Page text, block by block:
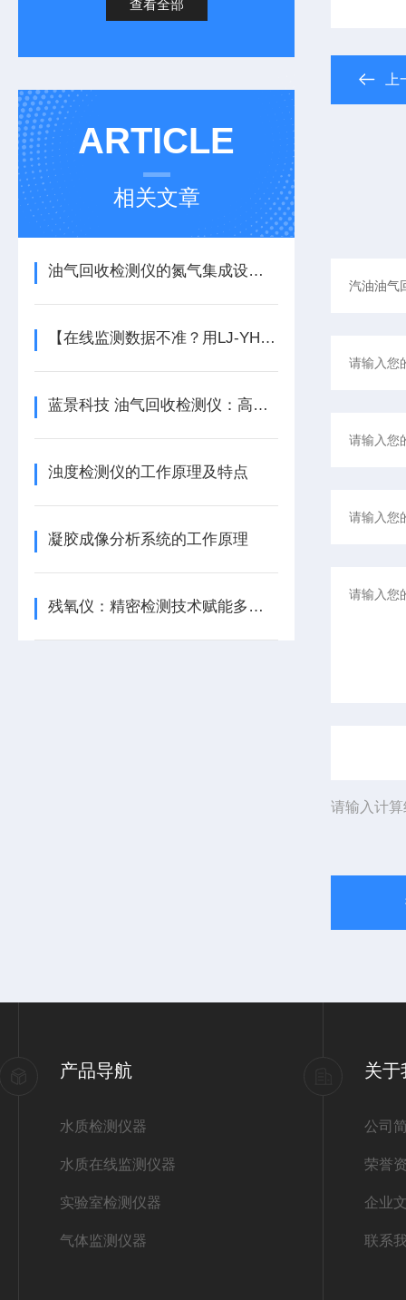
查看全部
ARTICLE
相关文章
油气回收检测仪的氮气集成设计，提升现场检测一致性
【在线监测数据不准？用LJ-YH3油气回收检测仪做一次“现场体检”！】
蓝景科技 油气回收检测仪：高效精准的加油站油气管理利器
浊度检测仪的工作原理及特点
凝胶成像分析系统的工作原理
残氧仪：精密检测技术赋能多行业质量管控的核心利器/山东蓝景
请输入计
产品导航
水质检测仪器
水质在线监测仪器
实验室检测仪器
气体监测仪器
关于
公司
荣誉
企业
联系